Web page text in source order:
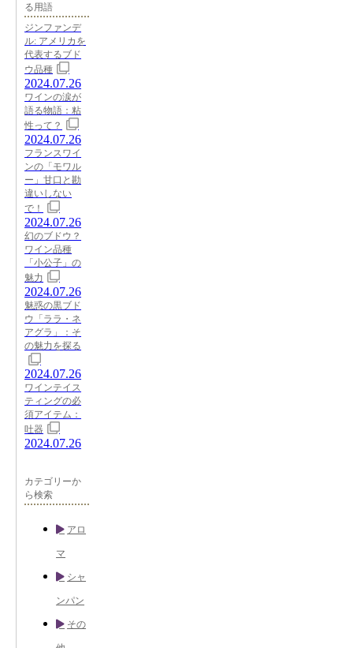
る用語
ジンファンデ
ル: アメリカを
代表するブド
ウ品種
2024.07.26
ワインの涙が
語る物語：粘
性って？
2024.07.26
フランスワイ
ンの「モワル
ー」甘口と勘
違いしない
で！
2024.07.26
幻のブドウ？
ワイン品種
「小公子」の
魅力
2024.07.26
魅惑の黒ブド
ウ「ララ・ネ
アグラ」：そ
の魅力を探る
2024.07.26
ワインテイス
ティングの必
須アイテム：
吐器
2024.07.26
カテゴリーか
ら検索
アロ
マ
シャ
ンパン
その